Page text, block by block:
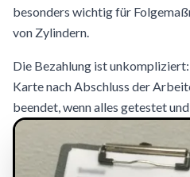
besonders wichtig für
von Zylindern.
Die Bezahlung ist
Karte nach Abschluss der
beendet, wenn alles getestet